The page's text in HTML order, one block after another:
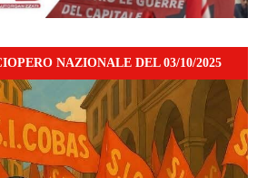
NAZIONALE DEL 03/10/2025